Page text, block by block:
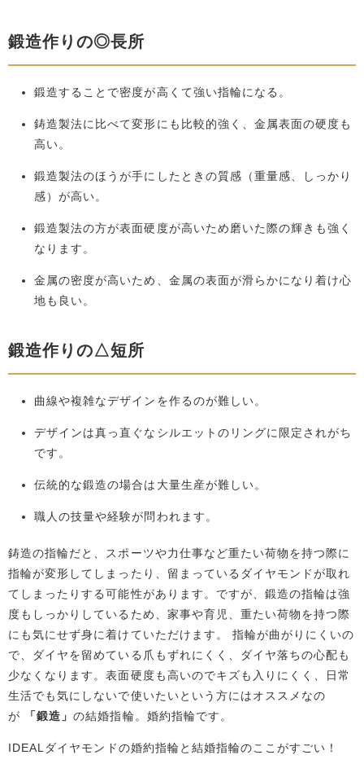
鍛造作りの◎長所
鍛造することで密度が高くて強い指輪になる。
鋳造製法に比べて変形にも比較的強く、金属表面の硬度も
高い。
鍛造製法のほうが手にしたときの質感（重量感、しっかり
感）が高い。
鍛造製法の方が表面硬度が高いため磨いた際の輝きも強く
なります。
金属の密度が高いため、金属の表面が滑らかになり着け心
地も良い。
鍛造作りの△短所
曲線や複雑なデザインを作るのが難しい。
デザインは真っ直ぐなシルエットのリングに限定されがち
です。
伝統的な鍛造の場合は大量生産が難しい。
職人の技量や経験が問われます。
鋳造の指輪だと、スポーツや力仕事など重たい荷物を持つ際に
指輪が変形してしまったり、留まっているダイヤモンドが取れ
てしまったりする可能性があります。ですが、鍛造の指輪は強
度もしっかりしているため、家事や育児、重たい荷物を持つ際
にも気にせず身に着けていただけます。 指輪が曲がりにくいの
で、ダイヤを留めている爪もずれにくく、ダイヤ落ちの心配も
少なくなります。表面硬度も高いのでキズも入りにくく、日常
生活でも気にしないで使いたいという方にはオススメなの
が
「鍛造」の結婚指輪。婚約指輪です。
IDEALダイヤモンドの婚約指輪と結婚指輪のここがすごい！